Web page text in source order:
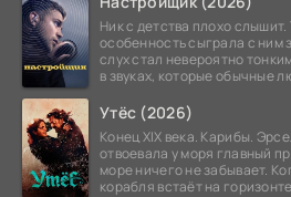
Ник с детства плохо слышит.
особенность сыграла с ним
слух стал невероятно
в звуках, которые обычные
Утёс (2026)
Конец XIX века. Карибы.
отвоевала у моря главный
море ничего не забывает.
корабля встаёт на